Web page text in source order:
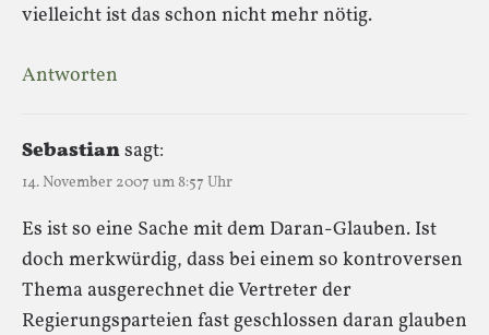
vielleicht ist das schon nicht mehr nötig.
Antworten
Sebastiansagt:
14. November 2007 um 8:57 Uhr
Es ist so eine Sache mit dem Daran-Glauben. Ist
doch merkwürdig, dass bei einem so kontroversen
Thema ausgerechnet die Vertreter der
Regierungsparteien fast geschlossen daran glauben